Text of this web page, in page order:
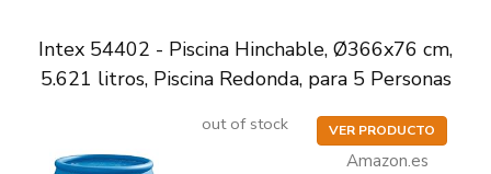
Intex 54402 - Piscina Hinchable, Ø366x76 cm,
5.621 litros, Piscina Redonda, para 5 Personas
out of stock VER PRODUCTO
Amazon.es